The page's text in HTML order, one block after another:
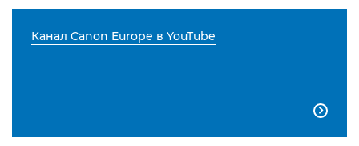
Канал Canon Europe в YouTube
